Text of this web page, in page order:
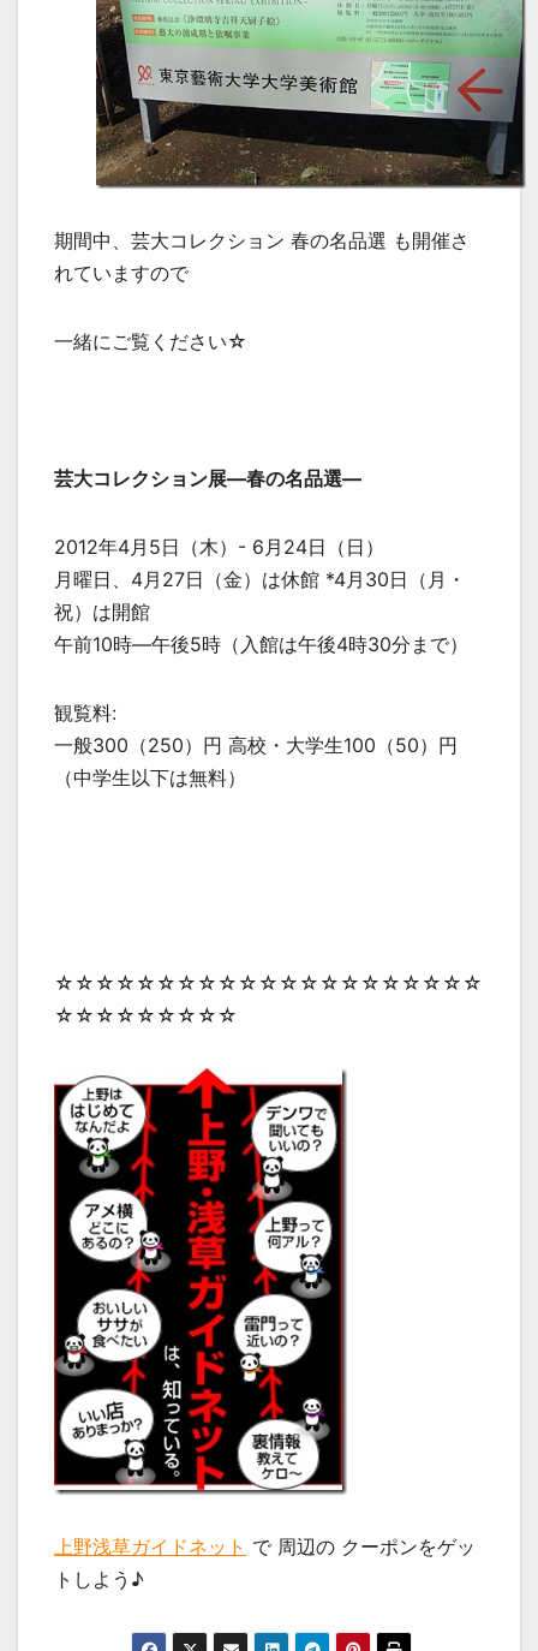
期間中、芸大コレクション 春の名品選 も開催さ
れていますので
一緒にご覧ください☆
芸大コレクション展―春の名品選―
2012年4月5日（木）- 6月24日（日）
月曜日、4月27日（金）は休館 *4月30日（月・
祝）は開館
午前10時―午後5時（入館は午後4時30分まで）
観覧料:
一般300（250）円 高校・大学生100（50）円
（中学生以下は無料）
☆☆☆☆☆☆☆☆☆☆☆☆☆☆☆☆☆☆☆☆☆
☆☆☆☆☆☆☆☆☆
上野浅草ガイドネット で 周辺の クーポンをゲッ
トしよう♪